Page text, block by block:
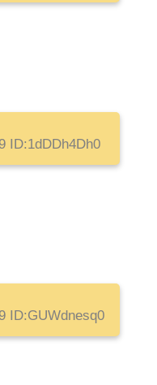
ID:1dDDh4Dh0
ID:GUWdnesq0